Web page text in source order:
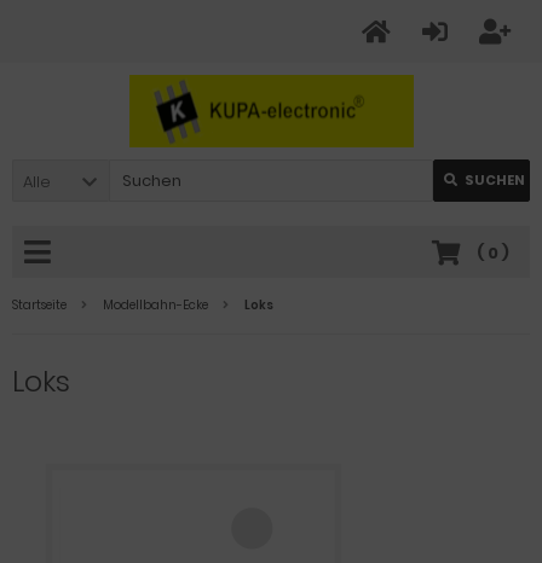
Alle SUCHEN
( 0 )
Startseite Modellbahn-Ecke Loks
Loks